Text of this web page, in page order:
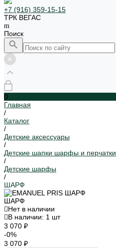
+7 (916) 359-15-15
ТРК ВЕГАС
Поиск
0
Главная
/
Каталог
/
Детские аксессуары
/
Детские шапки шарфы и перчатки
/
Детские шарфы
/
ШАРФ
ШАРФ
Нет в наличии
В наличии: 1 шт
3 070 ₽
-0%
3 070 ₽